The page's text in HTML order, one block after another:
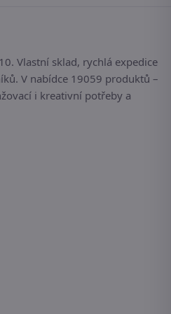
Vlastní sklad, rychlá expedice
V nabídce 19059 produktů –
i kreativní potřeby a